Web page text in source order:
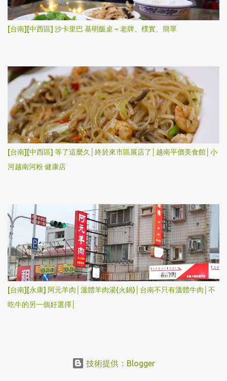
[台南][中西區] 沙卡里巴 基明飯桌 ~ 老牌、樸實、簡單
[台南][中西區] 等了這麼久│終於來市區展店了│越南平價美食館│小
河越南河粉 健康店
[台南][永康] 阿元羊肉│溫體羊肉湯(火鍋)│台南不只有溫體牛肉│不
吃牛的另一個好選擇│
技術提供：Blogger